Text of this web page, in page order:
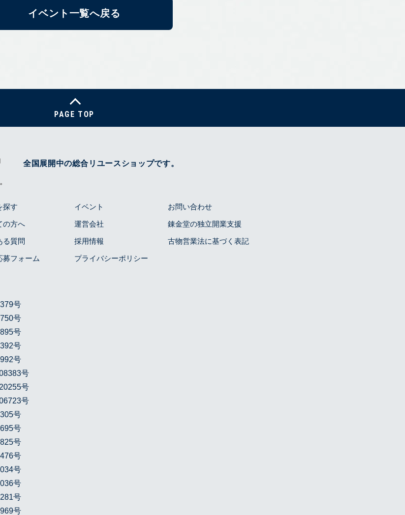
イベント一覧へ戻る
PAGE TOP
全国展開中の総合リユースショップです。
探す
の方へ
る質問
募フォーム
イベント
運営会社
採用情報
プライバシーポリシー
お問い合わせ
錬金堂の独立開業支援
古物営業法に基づく表記
号
号
号
号
号
号
号
号
号
号
号
号
号
号
号
号